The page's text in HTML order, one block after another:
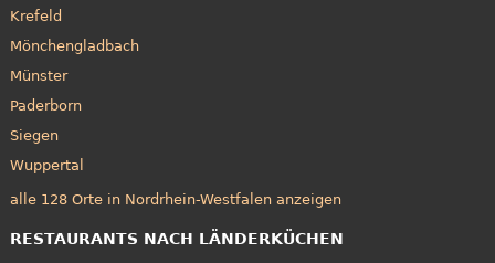
Krefeld
Mönchengladbach
Münster
Paderborn
Siegen
Wuppertal
alle 128 Orte in Nordrhein-Westfalen anzeigen
RESTAURANTS NACH LÄNDERKÜCHEN